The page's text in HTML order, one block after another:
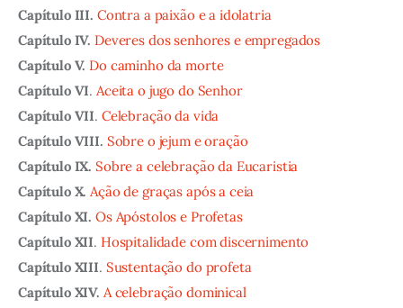
Capítulo III. Contra a paixão e a idolatria
Capítulo IV. Deveres dos senhores e empregados
Capítulo V. Do caminho da morte
Capítulo VI.Aceita o jugo do Senhor
Capítulo VII. Celebração da vida
Capítulo VIII. Sobre o jejum e oração
Capítulo IX. Sobre a celebração da Eucaristia
Capítulo X. Ação de graças após a ceia
Capítulo XI. Os Apóstolos e Profetas
Capítulo XII. Hospitalidade com discernimento
Capítulo XIII. Sustentação do profeta
Capítulo XIV. A celebração dominical